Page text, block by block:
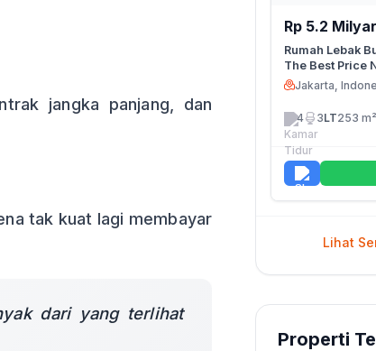
jangka panjang, dan
tak kuat lagi membayar
dari yang terlihat
Rp 5.2 Milyar
Rumah Lebak
The Best Price
Jakarta,
4 3LT253 m²
Lihat
Properti